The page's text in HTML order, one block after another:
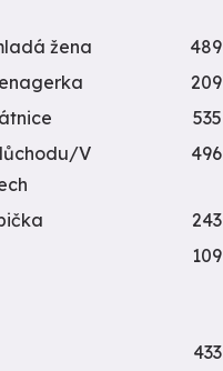
žena
489
209
535
V
496
243
109
433